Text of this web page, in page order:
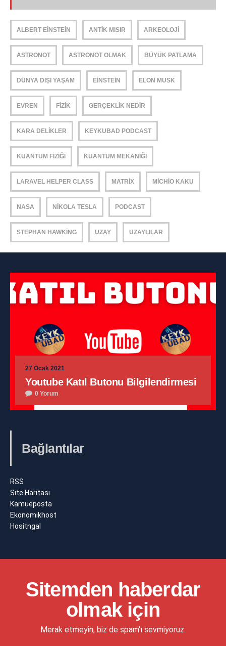
ALBERT EINSTEIN ANTIK MISIR ARKEOLOJI
ASTRONOT ASTRONOT OLMAK BÜYÜK PATLAMA
DÜNYA DIŞI YAŞAM EINSTEIN ELON MUSK
EVREN FIZIK GERÇEKLIK NEDIR
KARA DELIKLER KEYKUBAD PODCAST
KUANTUM FIZIĞI KUANTUM MEKANIĞI
LARAVEL HELPER CLASS MATRIX MICHIO KAKU
NASA NIKOLA TESLA PODCAST
STEPHAN HAWKING UZAY UZAYLILAR
27 Ocak 2021
Youtube Katıl Butonu Bilgilendirmesi
0 Yorum
Bağlantılar
RSS
Site Haritası
Kamueposta
Ekonomikhost
Hositngal
Sitemden haberdar
olmak için
Merak etmeyin, biz de spam'ı sevmiyoruz.